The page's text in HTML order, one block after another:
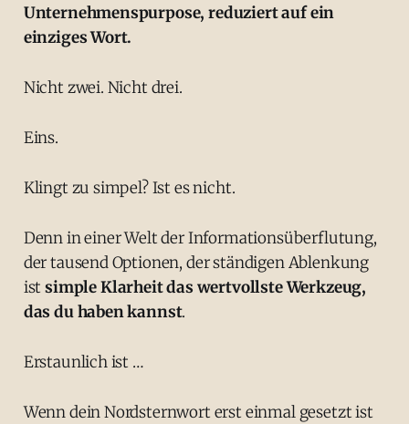
Unternehmenspurpose, reduziert auf ein
einziges Wort.
Nicht zwei. Nicht drei.
Eins.
Klingt zu simpel? Ist es nicht.
Denn in einer Welt der Informationsüberflutung,
der tausend Optionen, der ständigen Ablenkung
istsimple Klarheit das wertvollste Werkzeug,
das du haben kannst.
Erstaunlich ist …
Wenn dein Nordsternwort erst einmal gesetzt ist